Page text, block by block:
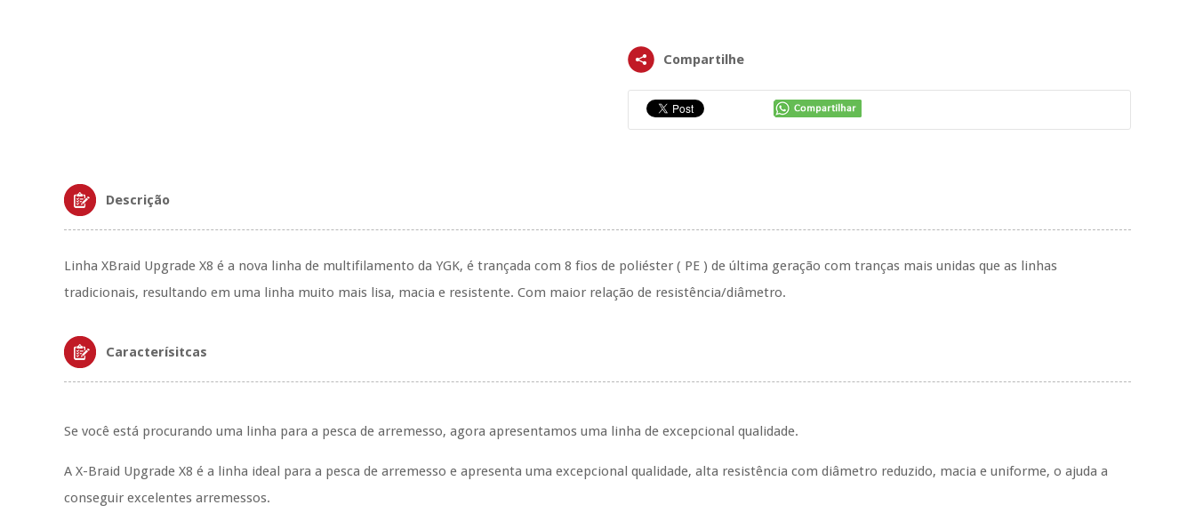
Compartilhe
Descrição
Linha XBraid Upgrade X8 é a nova linha de multifilamento da YGK, é trançada com 8 fios de poliéster ( PE ) de última geração com tranças mais unidas que as linhas
tradicionais, resultando em uma linha muito mais lisa, macia e resistente. Com maior relação de resistência/diâmetro.
Caracterísitcas
Se você está procurando uma linha para a pesca de arremesso, agora apresentamos uma linha de excepcional qualidade.
A X-Braid Upgrade X8 é a linha ideal para a pesca de arremesso e apresenta uma excepcional qualidade, alta resistência com diâmetro reduzido, macia e uniforme, o ajuda a
conseguir excelentes arremessos.